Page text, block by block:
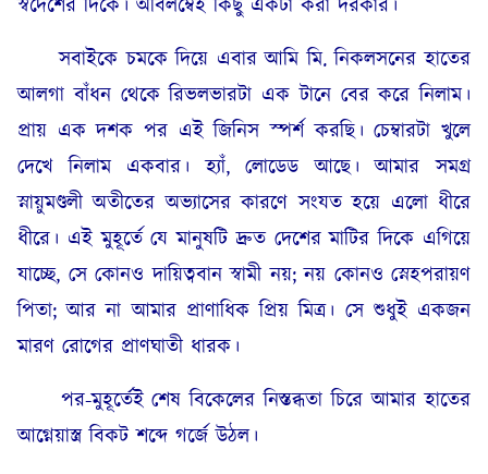
স্বদেশের দিকে। অবিলম্বেই কিছু একটা করা দরকার।
সবাইকে চমকে দিয়ে এবার আমি মি. নিকলসনের হাতের
আলগা বাঁধন থেকে রিভলভারটা এক টানে বের করে নিলাম।
প্রায় এক দশক পর এই জিনিস স্পর্শ করছি। চেম্বারটা খুলে
দেখে নিলাম একবার। হ্যাঁ, লোডেড আছে। আমার সমগ্র
স্নায়ুমণ্ডলী অতীতের অভ্যাসের কারণে সংযত হয়ে এলো ধীরে
ধীরে। এই মুহূর্তে যে মানুষটি দ্রুত দেশের মাটির দিকে এগিয়ে
যাচ্ছে, সে কোনও দায়িত্ববান স্বামী নয়; নয় কোনও স্নেহপরায়ণ
পিতা; আর না আমার প্রাণাধিক প্রিয় মিত্র। সে শুধুই একজন
মারণ রোগের প্রাণঘাতী ধারক।
পর-মুহূর্তেই শেষ বিকেলের নিস্তব্ধতা চিরে আমার হাতের
আগ্নেয়াস্ত্র বিকট শব্দে গর্জে উঠল।